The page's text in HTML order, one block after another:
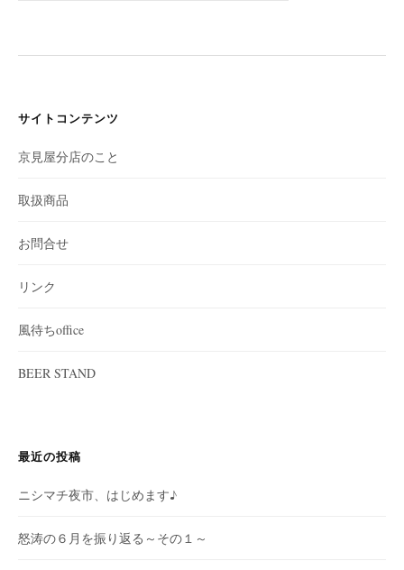
サイトコンテンツ
京見屋分店のこと
取扱商品
お問合せ
リンク
風待ちoffice
BEER STAND
最近の投稿
ニシマチ夜市、はじめます♪
怒涛の６月を振り返る～その１～